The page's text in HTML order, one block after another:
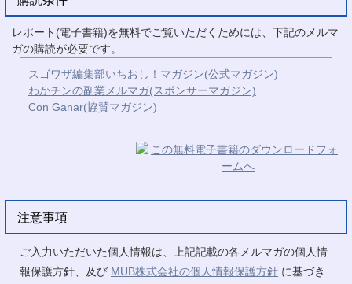
レポート(電子書籍)を無料でご覧いただくためには、下記のメルマ
ガの購読が必要です。
スゴワザ編集部いちおし！マガジン(公式マガジン)
わかチンの副業メルマガ(スポンサーマガジン)
Con Ganar(協賛マガジン)
注意事項
ご入力いただいた個人情報は、上記記載の各メルマガの個人情
報保護方針、及び MUB株式会社の個人情報保護方針 に基づき